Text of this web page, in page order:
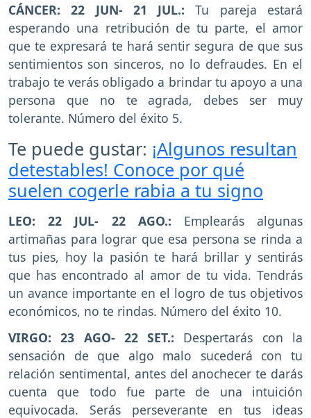
CÁNCER: 22 JUN- 21 JUL.:Tu pareja estará
esperando una retribución de tu parte, el amor
que te expresará te hará sentir segura de que sus
sentimientos son sinceros, no lo defraudes. En el
trabajo te verás obligado a brindar tu apoyo a una
persona que no te agrada, debes ser muy
tolerante. Número del éxito 5.
Te puede gustar: ¡Algunos resultan
detestables! Conoce por qué
suelen cogerle rabia a tu signo
LEO: 22 JUL- 22 AGO.: Emplearás algunas
artimañas para lograr que esa persona se rinda a
tus pies, hoy la pasión te hará brillar y sentirás
que has encontrado al amor de tu vida. Tendrás
un avance importante en el logro de tus objetivos
económicos, no te rindas. Número del éxito 10.
VIRGO: 23 AGO- 22 SET.: Despertarás con la
sensación de que algo malo sucederá con tu
relación sentimental, antes del anochecer te darás
cuenta que todo fue parte de una intuición
equivocada. Serás perseverante en tus ideas